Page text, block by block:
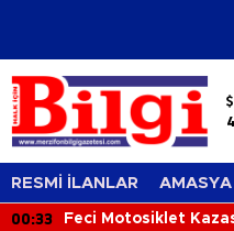
RESMİ İLANLAR AMASYA
00:33
Feci Motosiklet